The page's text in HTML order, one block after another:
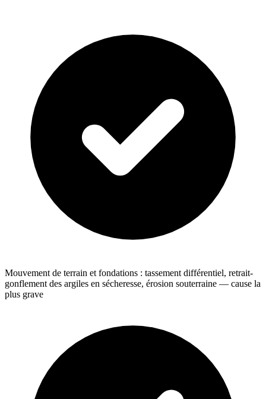
Mouvement de terrain et fondations : tassement différentiel, retrait-
gonflement des argiles en sécheresse, érosion souterraine — cause la
plus grave